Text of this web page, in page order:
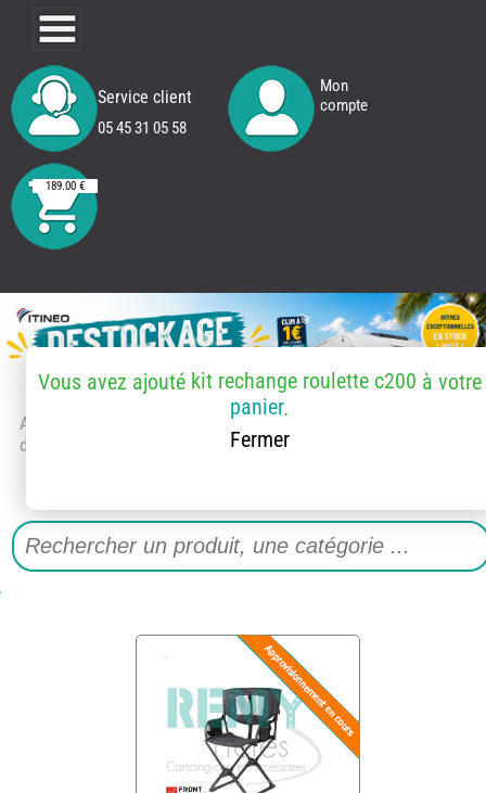
Service client
05 45 31 05 58
Mon
compte
189.00 €
Accueil
> Accessoires et pièces
détachées
Vous avez ajouté kit rechange roulette c200 à votre
panier.
Fermer